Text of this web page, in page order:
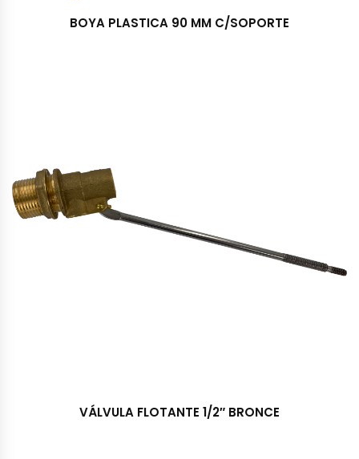
BOYA PLASTICA 90 MM C/SOPORTE
VÁLVULA FLOTANTE 1/2″ BRONCE